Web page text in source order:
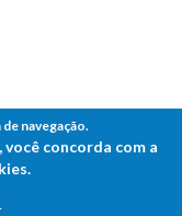
navegação.
concorda com a